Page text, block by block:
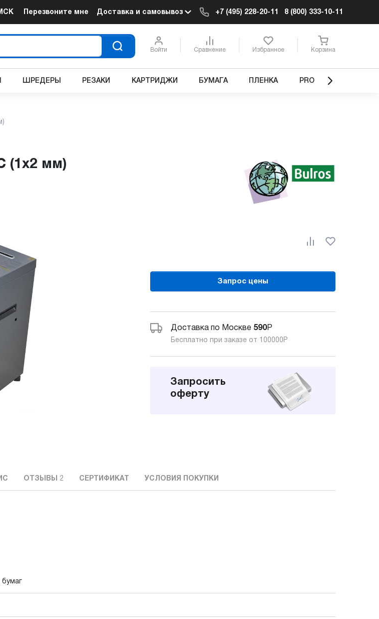
Перезвоните мне Доставка и самовывоз +7 (495) 228-20-11 8 (800) 333-10-11
Войти Сравнение Избранное Корзина
ШРЕДЕРЫ РЕЗАКИ КАРТРИДЖИ БУМАГА ПЛЕНКА PRO
(1x2 мм)
Запрос цены
Доставка по Москве 590Р
Бесплатно при заказе от 100000 Р
Запросить
оферту
ОТЗЫВЫ 2 СЕРТИФИКАТ УСЛОВИЯ ПОКУПКИ
бумаг